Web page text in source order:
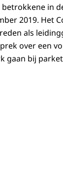
in
2019. Het
als
over een
gaan bij parket